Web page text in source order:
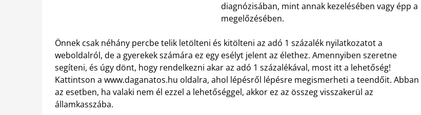
diagnózisában, mint annak kezelésében vagy épp a
megelőzésében.
Önnek csak néhány percbe telik letölteni és kitölteni az adó 1 százalék nyilatkozatot a
weboldalról, de a gyerekek számára ez egy esélyt jelent az élethez. Amennyiben szeretne
segíteni, és úgy dönt, hogy rendelkezni akar az adó 1 százalékával, most itt a lehetőség!
Kattintson a www.daganatos.hu oldalra, ahol lépésről lépésre megismerheti a teendőit. Abban
az esetben, ha valaki nem él ezzel a lehetőséggel, akkor ez az összeg visszakerül az
államkasszába.